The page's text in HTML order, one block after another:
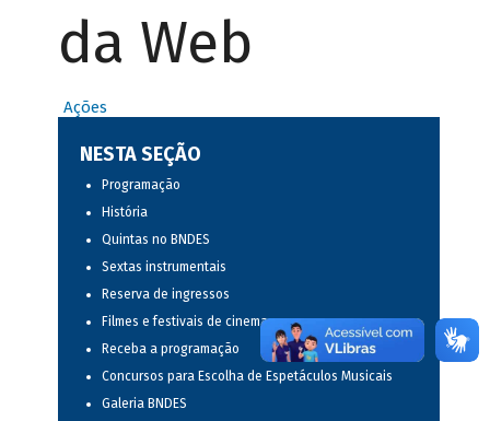
da Web
Ações
NESTA SEÇÃO
Programação
História
Quintas no BNDES
Sextas instrumentais
Reserva de ingressos
Filmes e festivais de cinema
Receba a programação
Concursos para Escolha de Espetáculos Musicais
Galeria BNDES